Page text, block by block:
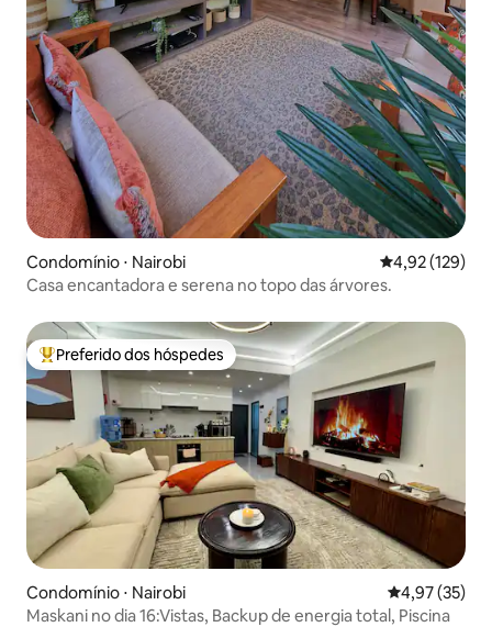
Condomínio ⋅ Nairobi 4,92 de uma
4,92 (129)
Casa encantadora e serena no topo das árvores.
Entre os melhores preferidos dos hóspedes
Preferido dos hóspedes
Condomínio ⋅ Nairobi 4,97 de uma
4,97 (35)
Maskani no dia 16:Vistas, Backup de energia total, Piscina